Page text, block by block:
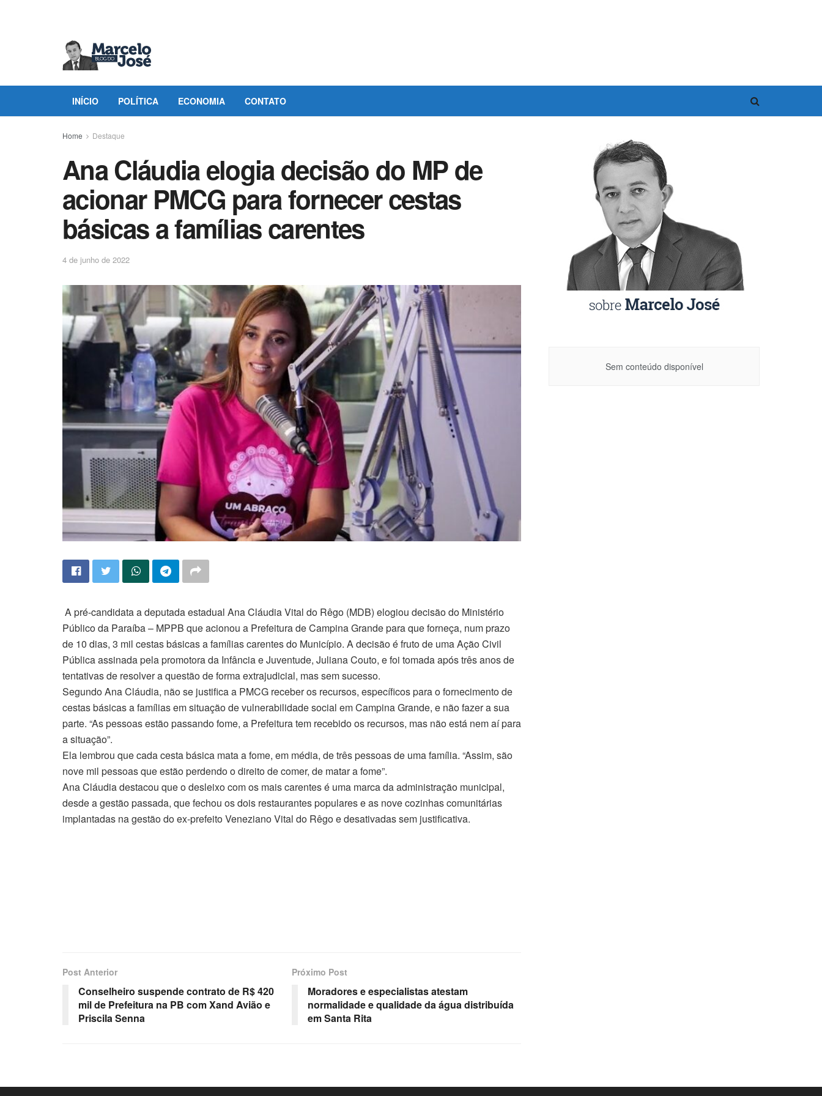
INÍCIO POLÍTICA ECONOMIA CONTATO
Home Destaque
Ana Cláudia elogia decisão do MP de
acionar PMCG para fornecer cestas
básicas a famílias carentes
4 de junho de 2022
A pré-candidata a deputada estadual Ana Cláudia Vital do Rêgo (MDB) elogiou decisão do Ministério
Público da Paraíba – MPPB que acionou a Prefeitura de Campina Grande para que forneça, num prazo
de 10 dias, 3 mil cestas básicas a famílias carentes do Município. A decisão é fruto de uma Ação Civil
Pública assinada pela promotora da Infância e Juventude, Juliana Couto, e foi tomada após três anos de
tentativas de resolver a questão de forma extrajudicial, mas sem sucesso.
Segundo Ana Cláudia, não se justifica a PMCG receber os recursos, específicos para o fornecimento de
cestas básicas a famílias em situação de vulnerabilidade social em Campina Grande, e não fazer a sua
parte. “As pessoas estão passando fome, a Prefeitura tem recebido os recursos, mas não está nem aí para
a situação”.
Ela lembrou que cada cesta básica mata a fome, em média, de três pessoas de uma família. “Assim, são
nove mil pessoas que estão perdendo o direito de comer, de matar a fome”.
Ana Cláudia destacou que o desleixo com os mais carentes é uma marca da administração municipal,
desde a gestão passada, que fechou os dois restaurantes populares e as nove cozinhas comunitárias
implantadas na gestão do ex-prefeito Veneziano Vital do Rêgo e desativadas sem justificativa.
Post Anterior
Conselheiro suspende contrato de R$ 420
mil de Prefeitura na PB com Xand Avião e
Priscila Senna
Próximo Post
Moradores e especialistas atestam
normalidade e qualidade da água distribuída
em Santa Rita
Sem conteúdo disponível